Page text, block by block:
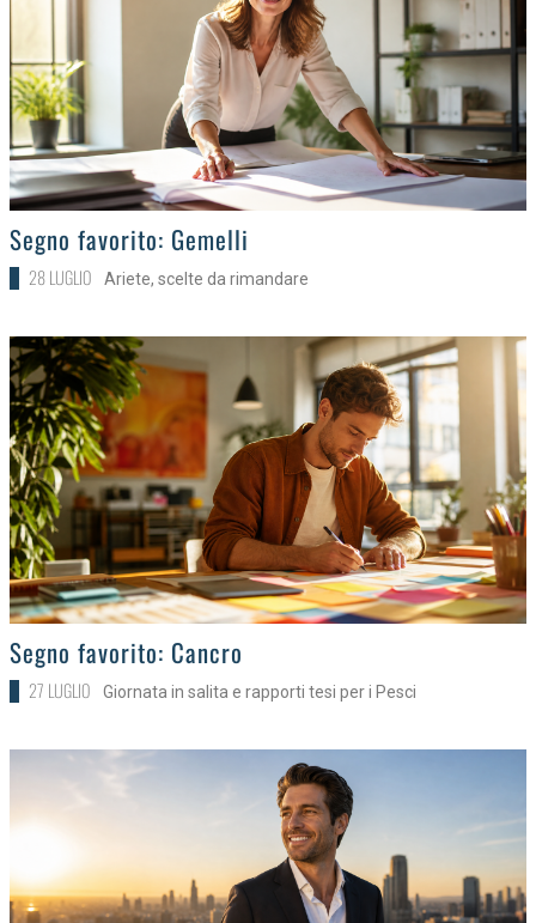
>
Segno favorito: Gemelli
28 LUGLIO Ariete, scelte da rimandare
>
Segno favorito: Cancro
27 LUGLIO Giornata in salita e rapporti tesi per i Pesci